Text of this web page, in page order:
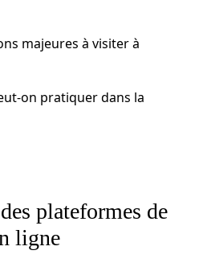
majeures à visiter à
on pratiquer dans la
plateformes de
ligne